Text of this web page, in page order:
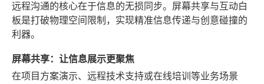
远程沟通的核心在于信息的无损同步。屏幕共享与互动白
板是打破物理空间限制，实现精准信息传递与创意碰撞的
利器。
屏幕共享：让信息展示更聚焦
在项目方案演示、远程技术支持或在线培训等业务场景